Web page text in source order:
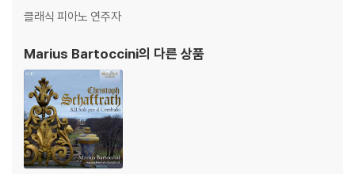
클래식 피아노 연주자
Marius Bartoccini의 다른 상품